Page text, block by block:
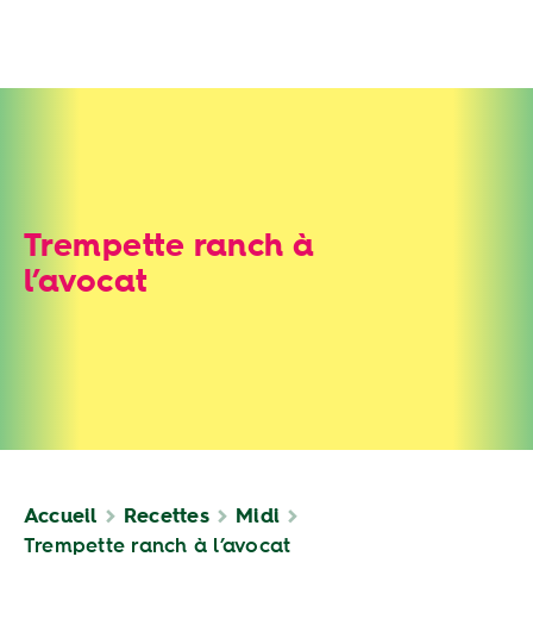
Trempette ranch à
l’avocat
Accueil Recettes
Midi
Trempette ranch à l’avocat